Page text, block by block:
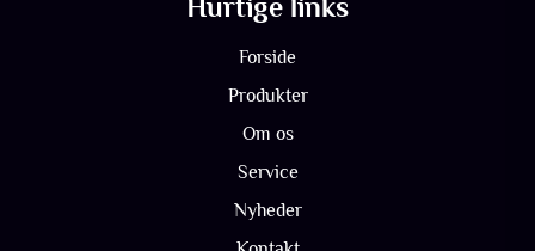
Hurtige links
Forside
Produkter
Om os
Service
Nyheder